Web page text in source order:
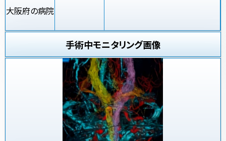
大阪府の病院
手術中モニタリング画像